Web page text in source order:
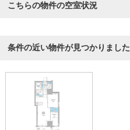
こちらの物件の空室状況
条件の近い物件が見つかりました